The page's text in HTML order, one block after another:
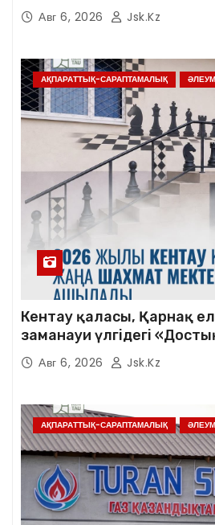
Авг 6, 2026 Jsk.kz
АҚПАРАТТЫҚ-САРАПТАМАЛЫҚ
Кентау қаласы, Қарнақ
заманауи үлгідегі
Авг 6, 2026 Jsk.kz
АҚПАРАТТЫҚ-САРАПТАМАЛЫҚ